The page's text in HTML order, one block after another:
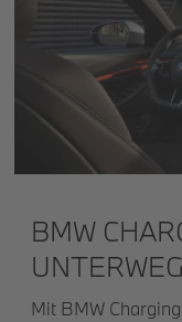
BMW
Mit BMW